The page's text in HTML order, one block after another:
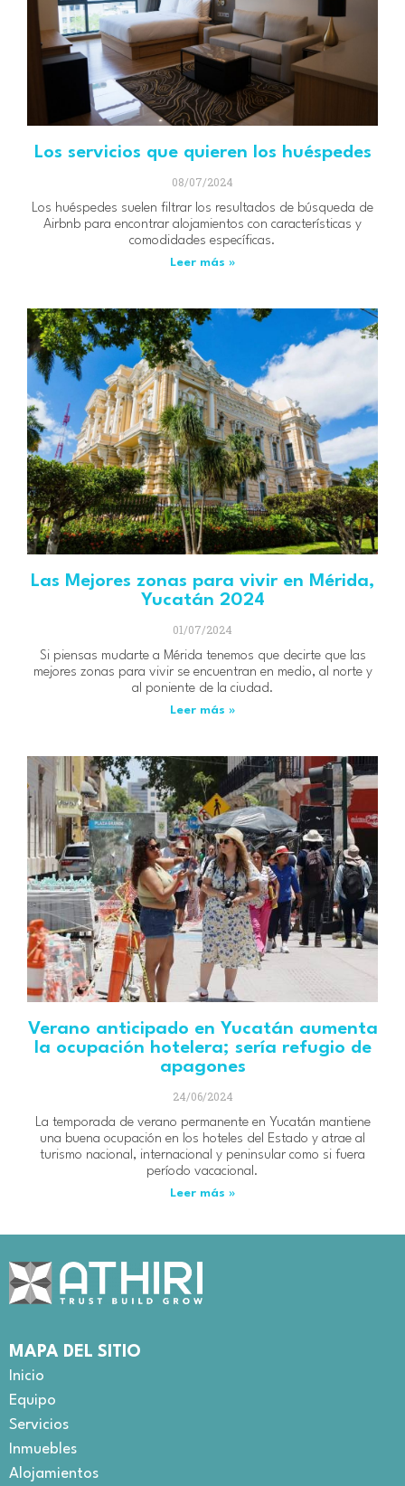
Los servicios que quieren los huéspedes
08/07/2024
Los huéspedes suelen filtrar los resultados de búsqueda de
Airbnb para encontrar alojamientos con características y
comodidades específicas.
Leer más »
Las Mejores zonas para vivir en Mérida,
Yucatán 2024
01/07/2024
Si piensas mudarte a Mérida tenemos que decirte que las
mejores zonas para vivir se encuentran en medio, al norte y
al poniente de la ciudad.
Leer más »
Verano anticipado en Yucatán aumenta
la ocupación hotelera; sería refugio de
apagones
24/06/2024
La temporada de verano permanente en Yucatán mantiene
una buena ocupación en los hoteles del Estado y atrae al
turismo nacional, internacional y peninsular como si fuera
período vacacional.
Leer más »
MAPA DEL SITIO
Inicio
Equipo
Servicios
Inmuebles
Alojamientos